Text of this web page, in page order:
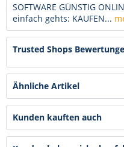
SOFTWARE GÜNSTIG
einfach gehts: KAUFEN...
Trusted Shops
Ähnliche Artikel
Kunden kauften auch